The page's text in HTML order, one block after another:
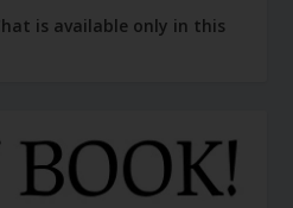
is available only in this